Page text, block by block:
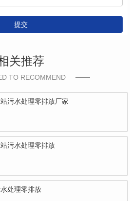
提交
关推荐
TO RECOMMEND
污水处理零排放厂家
污水处理零排放
处理零排放